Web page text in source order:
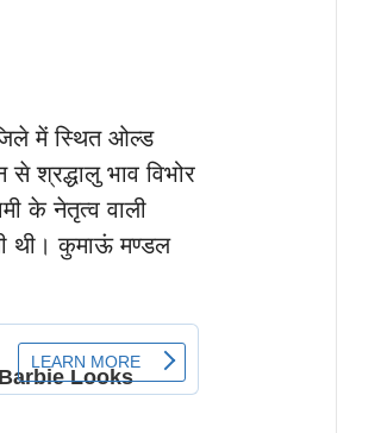
में स्थित ओल्ड
श्रद्धालु भाव विभोर
के नेतृत्व वाली
थी। कुमाऊं मण्डल